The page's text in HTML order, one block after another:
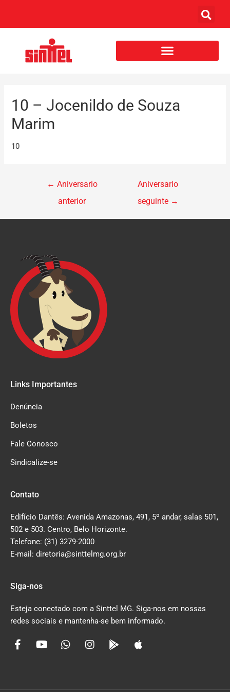
10 – Jocenildo de Souza
Marim
10
← Aniversario
anterior
Aniversario
seguinte →
Links Importantes
Denúncia
Boletos
Fale Conosco
Sindicalize-se
Contato
Edifício Dantês: Avenida Amazonas, 491, 5º andar, salas 501,
502 e 503. Centro, Belo Horizonte.
Telefone: (31) 3279-2000
E-mail: diretoria@sinttelmg.org.br
Siga-nos
Esteja conectado com a Sinttel MG. Siga-nos em nossas
redes sociais e mantenha-se bem informado.